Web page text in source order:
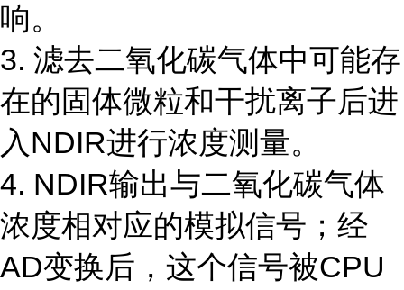
响。
3. 滤去二氧化碳气体中可能存
在的固体微粒和干扰离子后进
入NDIR进行浓度测量。
4. NDIR输出与二氧化碳气体
浓度相对应的模拟信号；经
AD变换后，这个信号被CPU